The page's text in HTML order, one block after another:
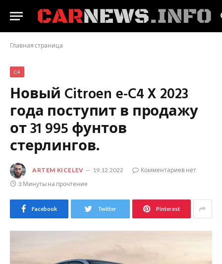
Главная страница
C4
Новый Citroen e-C4 X 2023
года поступит в продажу
от 31 995 фунтов
стерлингов.
ARTEM KICELEV 19.12.2022
Комментариев нет
3 Минуты на прочтение
Facebook Twitter Pinterest